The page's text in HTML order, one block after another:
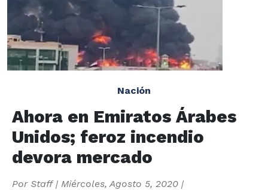
Nación
Ahora en Emiratos Árabes
Unidos; feroz incendio
devora mercado
Por Staff| Miércoles, Agosto 5, 2020 |